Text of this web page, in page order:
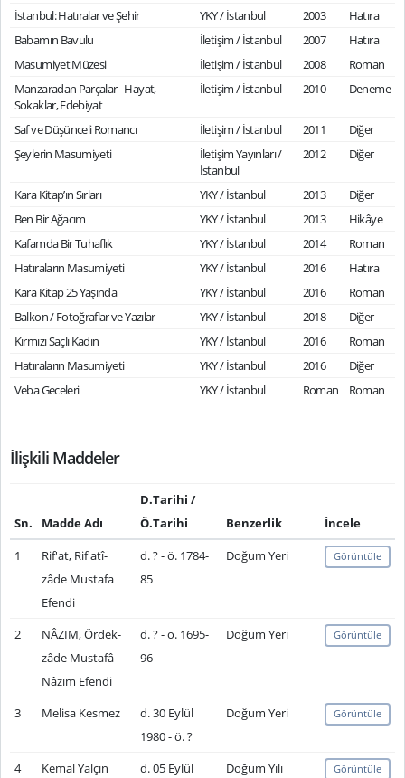
İstanbul: Hatıralar ve Şehir
YKY / İstanbul 2003
Hatıra
Babamın Bavulu
İletişim / İstanbul 2007
Hatıra
Masumiyet Müzesi
İletişim / İstanbul 2008
Roman
Manzaradan Parçalar - Hayat,
Sokaklar, Edebiyat
İletişim / İstanbul 2010 Deneme
Saf ve Düşünceli Romancı İletişim / İstanbul 2011
Diğer
Şeylerin Masumiyeti
İletişim Yayınları /
İstanbul
2012 Diğer
Kara Kitap’ın Sırları YKY / İstanbul 2013
Diğer
Ben Bir Ağacım
YKY / İstanbul 2013
Hikâye
Kafamda Bir Tuhaflık
YKY / İstanbul 2014
Roman
Hatıraların Masumiyeti
YKY / İstanbul 2016
Hatıra
Kara Kitap 25 Yaşında
YKY / İstanbul 2016
Roman
Balkon / Fotoğraflar ve Yazılar
YKY / İstanbul 2018
Diğer
Kırmızı Saçlı Kadın
YKY / İstanbul 2016
Roman
Hatıraların Masumiyeti
YKY / İstanbul 2016
Diğer
Veba Geceleri
YKY / İstanbul Roman Roman
İlişkili Maddeler
Sn. Madde Adı
D.Tarihi /
Ö.Tarihi
Benzerlik
İncele
1
Rif'at, Rif'atî-
zâde Mustafa
Efendi
d. ? - ö. 1784-
85
Doğum Yeri Görüntüle
2
NÂZIM, Ördek-
zâde Mustafâ
Nâzım Efendi
d. ? - ö. 1695-
96
Doğum Yeri Görüntüle
3 Melisa Kesmez
d. 30 Eylül
1980 - ö. ?
Doğum Yeri Görüntüle
4 Kemal Yalçın
d. 05 Eylül
Doğum Yılı Görüntüle